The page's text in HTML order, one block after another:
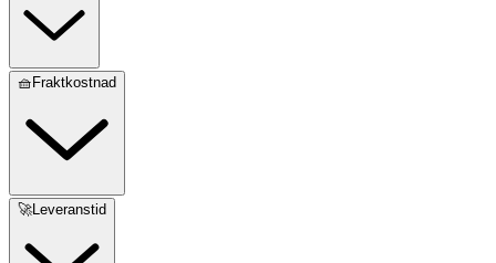
🧺Fraktkostnad
🚀Leveranstid